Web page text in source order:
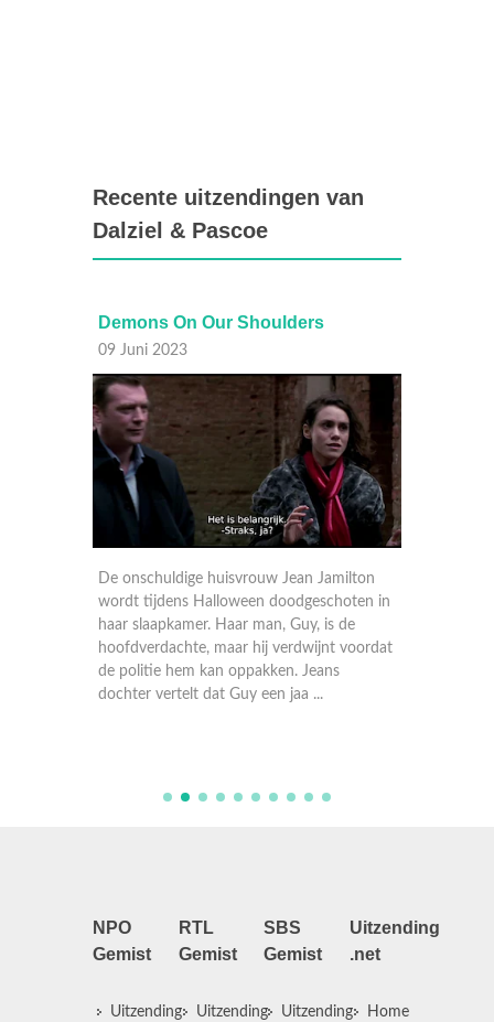
Recente uitzendingen van
Dalziel & Pascoe
Demons On Our Shoulders
09 Juni 2023
De onschuldige huisvrouw Jean Jamilton
wordt tijdens Halloween doodgeschoten in
haar slaapkamer. Haar man, Guy, is de
hoofdverdachte, maar hij verdwijnt voordat
de politie hem kan oppakken. Jeans
dochter vertelt dat Guy een jaa ...
NPO
Gemist
Uitzending
RTL
Gemist
Uitzending
SBS
Gemist
Uitzending
Uitzending
.net
Home